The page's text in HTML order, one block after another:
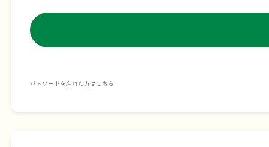
パスワードを忘れた方はこちら